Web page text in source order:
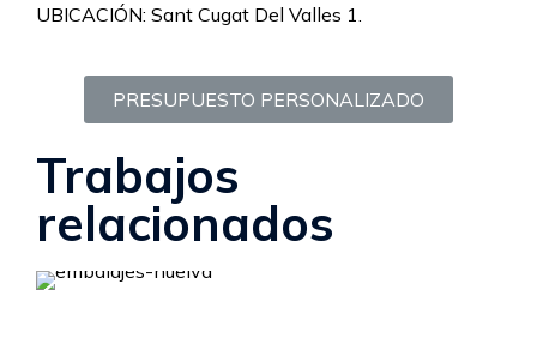
UBICACIÓN: Sant Cugat Del Valles 1.
PRESUPUESTO PERSONALIZADO
Trabajos
relacionados